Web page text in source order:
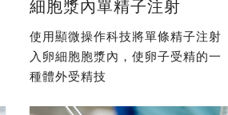
細胞漿內單精子注射
使用顯微操作科技將單條精子注射
入卵細胞胞漿內，使卵子受精的一
種體外受精技